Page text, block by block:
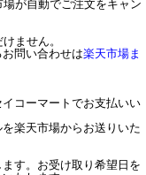
が自動でご注文をキャン
ません。
問い合わせは楽天市場ま
コーマートでお支払いい
楽天市場からお送りいた
す。お受け取り希望日を